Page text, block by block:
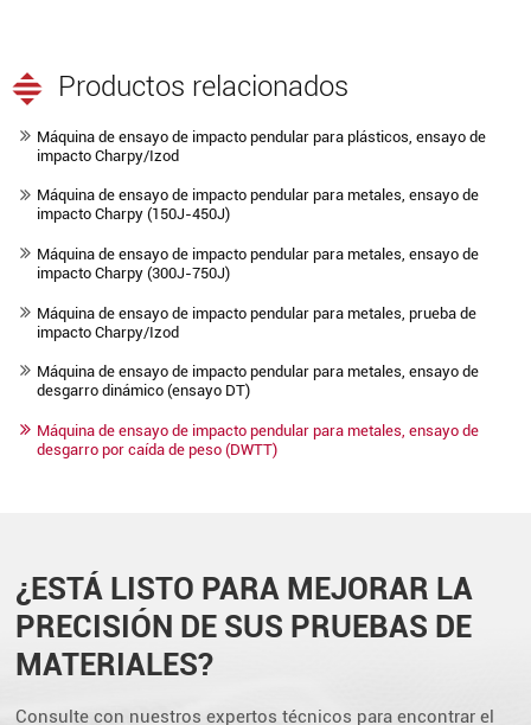
Productos relacionados
Máquina de ensayo de impacto pendular para plásticos, ensayo de
impacto Charpy/Izod
Máquina de ensayo de impacto pendular para metales, ensayo de
impacto Charpy (150J-450J)
Máquina de ensayo de impacto pendular para metales, ensayo de
impacto Charpy (300J-750J)
Máquina de ensayo de impacto pendular para metales, prueba de
impacto Charpy/Izod
Máquina de ensayo de impacto pendular para metales, ensayo de
desgarro dinámico (ensayo DT)
Máquina de ensayo de impacto pendular para metales, ensayo de
desgarro por caída de peso (DWTT)
¿ESTÁ LISTO PARA MEJORAR LA
PRECISIÓN DE SUS PRUEBAS DE
MATERIALES?
Consulte con nuestros expertos técnicos para encontrar el